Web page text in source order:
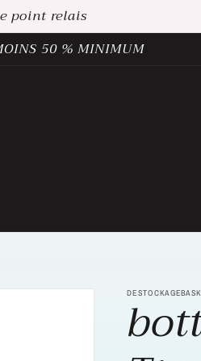
point relais
50 % MINIMUM